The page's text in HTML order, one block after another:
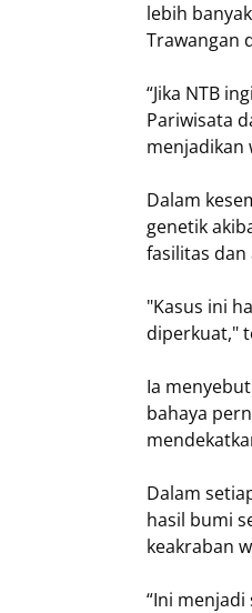
lebih
Trawangan
“Jika NTB
Pariwisata
menjadikan
Dalam
genetik
fasilitas
"Kasus ini
diperkuat,"
Ia
bahaya
Dalam
hasil bumi
keakraban
“Ini